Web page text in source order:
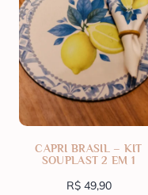
CAPRI BRASIL – KIT
SOUPLAST 2 EM 1
R$49,90